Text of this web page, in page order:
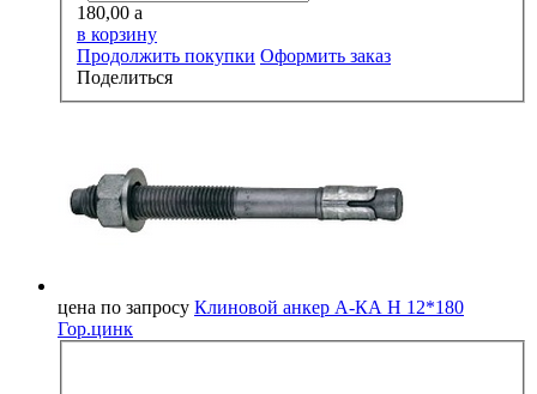
180,00 a
в корзину
Продолжить покупки Оформить заказ
Поделиться
цена по запросу Клиновой анкер А-КА H 12*180
Гор.цинк